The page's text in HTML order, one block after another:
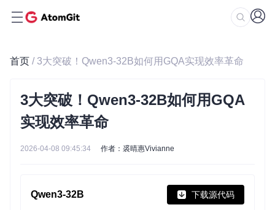
首页 / 3大突破！Qwen3-32B如何用GQA实现效率革命
3大突破！Qwen3-32B如何用GQA
实现效率革命
2026-04-08 09:45:34 作者：裘晴惠Vivianne
Qwen3-32B 下载源代码